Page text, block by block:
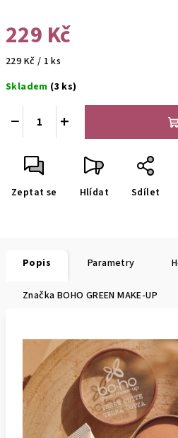
229 Kč
Měrná
229 Kč / 1 ks
Skladem (3 ks)
+
−
Zeptat se Hlídat Sdílet
Popis Parametry
Značka BOHO GREEN MAKE-UP